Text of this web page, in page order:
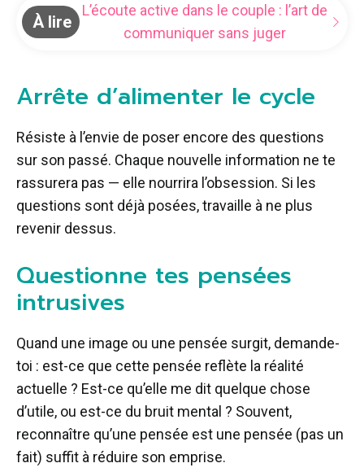
À lire
L’écoute active dans le couple : l’art de
communiquer sans juger
Arrête d’alimenter le cycle
Résiste à l’envie de poser encore des questions
sur son passé. Chaque nouvelle information ne te
rassurera pas — elle nourrira l’obsession. Si les
questions sont déjà posées, travaille à ne plus
revenir dessus.
Questionne tes pensées
intrusives
Quand une image ou une pensée surgit, demande-
toi : est-ce que cette pensée reflète la réalité
actuelle ? Est-ce qu’elle me dit quelque chose
d’utile, ou est-ce du bruit mental ? Souvent,
reconnaître qu’une pensée est une pensée (pas un
fait) suffit à réduire son emprise.